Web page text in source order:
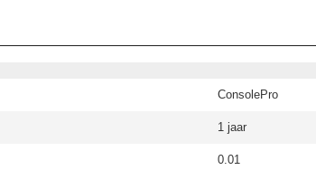
ConsolePro
1 jaar
0.01